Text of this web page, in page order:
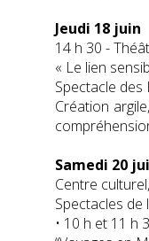
Jeudi 18 juin
14 h 30 -
« Le lien
Spectacle
Création
Samedi 20
Centre
Spectacles de
• 10 h et 11 h